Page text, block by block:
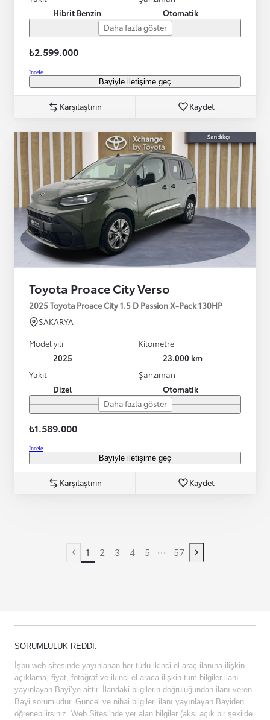
Hibrit Benzin
Otomatik
Daha fazla göster
₺2.599.000
İncele
Bayiyle iletişime geç
Karşılaştırın Kaydet
Toyota Proace City Verso
2025 Toyota Proace City 1.5 D Passion X-Pack 130HP
SAKARYA
Model yılı
2025
Kilometre
23.000 km
Yakıt
Dizel
Şanzıman
Otomatik
Daha fazla göster
₺1.589.000
İncele
Bayiyle iletişime geç
Karşılaştırın Kaydet
Previous page
1 2 3 4 5 ... 57
Next page
SORUMLULUK REDDI:
İşbu web sitesinde yayınlanan her türlü ikinci el araç ilanına ilişkin
açıklama, fiyat, fotoğraf ve ikinci el araca ilişkin tüm bilgiler ilanı
yayınlayan Bayi’ye aittir. İlandaki bilgilerin doğruluğundan ilanı veren
Bayi sorumludur. Güncel ve nihai bilgileri ilanı yayınlayan Bayiden
öğrenebilirsiniz. Web Sitesi'nde yer alan bilgiler (aksi açık bir şekilde